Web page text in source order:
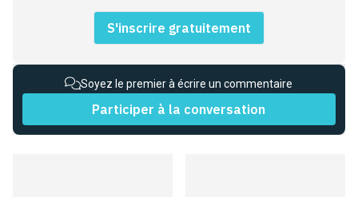
S'inscrire gratuitement
Soyez le premier à écrire un commentaire
Participer à la conversation